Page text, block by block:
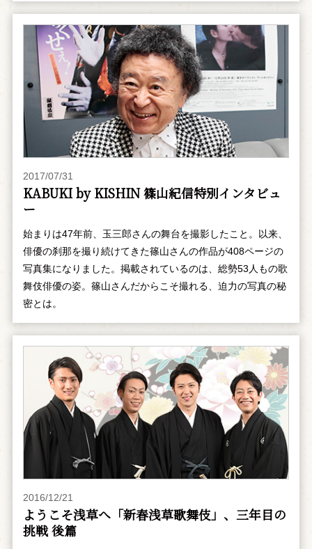
2017/07/31
KABUKI by KISHIN 篠山紀信特別インタビュ
ー
始まりは47年前、玉三郎さんの舞台を撮影したこと。以来、
俳優の刹那を撮り続けてきた篠山さんの作品が408ページの
写真集になりました。掲載されているのは、総勢53人もの歌
舞伎俳優の姿。篠山さんだからこそ撮れる、迫力の写真の秘
密とは。
2016/12/21
ようこそ浅草へ「新春浅草歌舞伎」、三年目の
挑戦 後篇